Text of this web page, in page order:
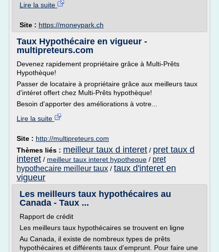
Lire la suite
Site : https://moneypark.ch
Taux Hypothécaire en vigueur -
multipreteurs.com
Devenez rapidement propriétaire grâce à Multi-Prêts
Hypothèque!
Passer de locataire à propriétaire grâce aux meilleurs taux
d'intéret offert chez Multi-Prêts hypothèque!
Besoin d'apporter des améliorations à votre...
Lire la suite
Site : http://multipreteurs.com
Thèmes liés : meilleur taux d interet / pret taux d
interet / meilleur taux interet hypotheque / pret
hypothecaire meilleur taux / taux d'interet en
vigueur
Les meilleurs taux hypothécaires au
Canada - Taux ...
Rapport de crédit
Les meilleurs taux hypothécaires se trouvent en ligne
Au Canada, il existe de nombreux types de prêts
hypothécaires et différents taux d'emprunt. Pour faire une